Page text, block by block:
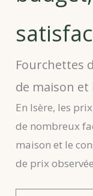
Fourchettes
de maison
En Isère, les
de nombreux
maison et le
de prix